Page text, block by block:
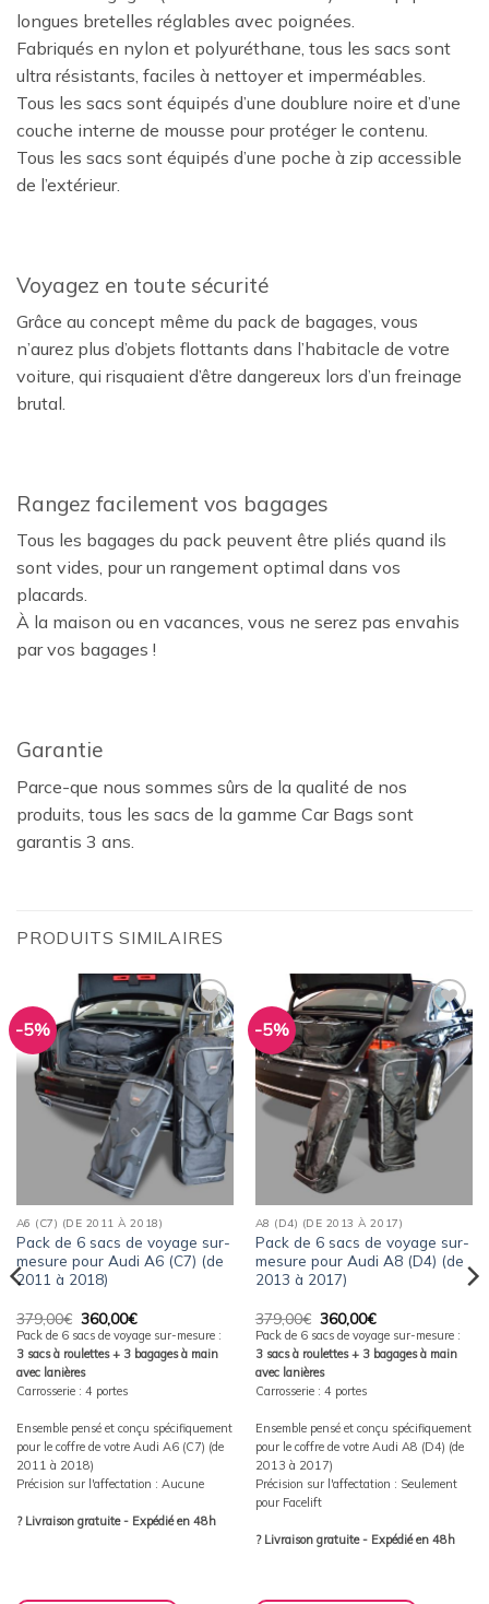
longues bretelles réglables avec poignées.
Fabriqués en nylon et polyuréthane, tous les sacs sont
ultra résistants, faciles à nettoyer et imperméables.
Tous les sacs sont équipés d’une doublure noire et d’une
couche interne de mousse pour protéger le contenu.
Tous les sacs sont équipés d’une poche à zip accessible
de l’extérieur.
Voyagez en toute sécurité
Grâce au concept même du pack de bagages, vous
n’aurez plus d’objets flottants dans l’habitacle de votre
voiture, qui risquaient d’être dangereux lors d’un freinage
brutal.
Rangez facilement vos bagages
Tous les bagages du pack peuvent être pliés quand ils
sont vides, pour un rangement optimal dans vos
placards.
À la maison ou en vacances, vous ne serez pas envahis
par vos bagages !
Garantie
Parce-que nous sommes sûrs de la qualité de nos
produits, tous les sacs de la gamme Car Bags sont
garantis 3 ans.
PRODUITS SIMILAIRES
-5%
Ajouter
à la
wishlist
A6 (C7) (DE 2011 À 2018)
Pack de 6 sacs de voyage sur-
mesure pour Audi A6 (C7) (de
2011 à 2018)
379,00€ Le
prix
initial
était :
379,00€.
360,00€Le
prix
actuel
est :
Pack de 6 sacs de voyage sur-mesure :
3 sacs à roulettes + 3 bagages à main
avec lanières
Carrosserie : 4 portes
Ensemble pensé et conçu spécifiquement
pour le coffre de votre Audi A6 (C7) (de
2011 à 2018)
Précision sur l'affectation : Aucune
? Livraison gratuite - Expédié en 48h
-5%
Ajouter
à la
wishlist
A8 (D4) (DE 2013 À 2017)
Pack de 6 sacs de voyage sur-
mesure pour Audi A8 (D4) (de
2013 à 2017)
379,00€ Le
prix
initial
était :
379,00€.
360,00€Le
prix
actuel
est :
Pack de 6 sacs de voyage sur-mesure :
3 sacs à roulettes + 3 bagages à main
avec lanières
Carrosserie : 4 portes
Ensemble pensé et conçu spécifiquement
pour le coffre de votre Audi A8 (D4) (de
2013 à 2017)
Précision sur l'affectation : Seulement
pour Facelift
? Livraison gratuite - Expédié en 48h